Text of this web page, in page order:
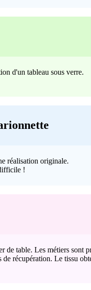
d'un tableau sous verre.
réalisation originale.
!
de table. Les métiers
de récupération. Le tissu